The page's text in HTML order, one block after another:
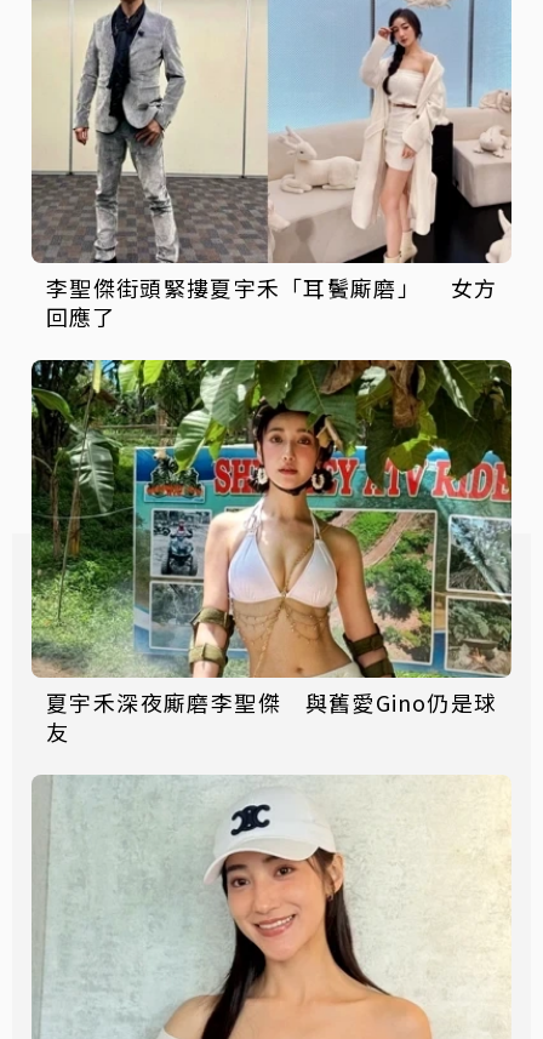
李聖傑街頭緊摟夏宇禾「耳鬢廝磨」 女方
回應了
夏宇禾深夜廝磨李聖傑 與舊愛Gino仍是球
友